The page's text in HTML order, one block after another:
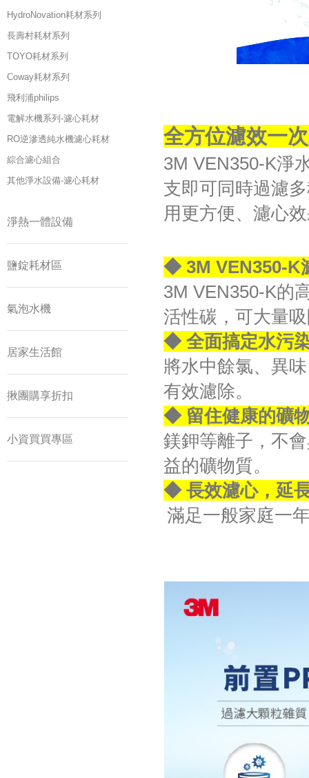
HydroNovation耗材系列
長壽村耗材系列
TOYO耗材系列
Coway耗材系列
飛利浦philips
電解水機系列-濾心耗材
RO逆滲透純水機濾心耗材
綜合濾心組合
其他淨水設備-濾心耗材
淨熱一體設備
鹽錠耗材區
氣泡水機
居家生活館
揪團購享折扣
小資買買專區
全方位濾效一
3M VEN350-K淨
支即可同時過濾
用更方便、濾心
◆ 3M VEN350-K
3M VEN350-K的
活性碳，可大量
◆ 全面搞定水污
將水中餘氯、異
有效濾除。
◆ 留住健康的礦
鎂鉀等離子，不
益的礦物質。
◆ 長效濾心，延
滿足一般家庭一